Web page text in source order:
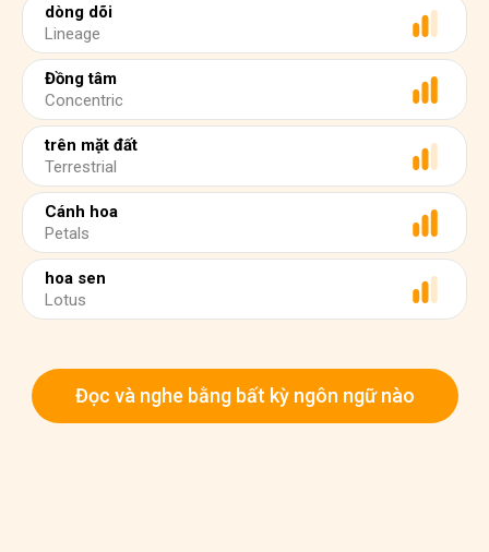
dòng dõi
Lineage
Đồng tâm
Concentric
trên mặt đất
Terrestrial
Cánh hoa
Petals
hoa sen
Lotus
Đọc và nghe bằng bất kỳ ngôn ngữ nào